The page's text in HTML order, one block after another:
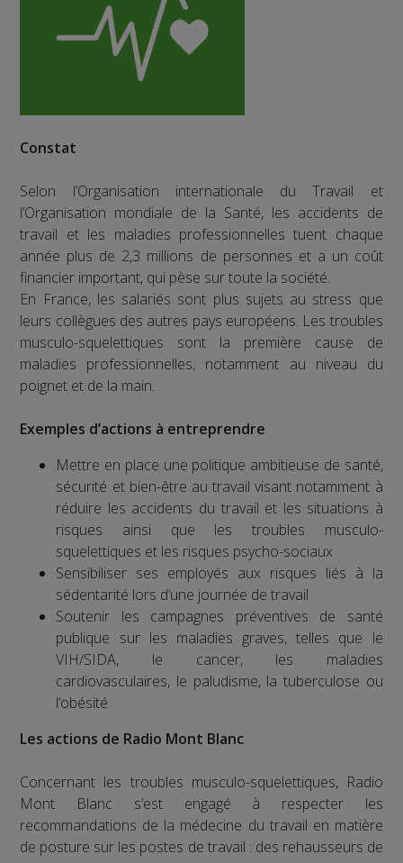
Constat
Selon l’Organisation internationale du Travail et
l’Organisation mondiale de la Santé, les accidents de
travail et les maladies professionnelles tuent chaque
année plus de 2,3 millions de personnes et a un coût
financier important, qui pèse sur toute la société.
En France, les salariés sont plus sujets au stress que
leurs collègues des autres pays européens. Les troubles
musculo-squelettiques sont la première cause de
maladies professionnelles, notamment au niveau du
poignet et de la main.
Exemples d’actions à entreprendre
Mettre en place une politique ambitieuse de santé,
sécurité et bien-être au travail visant notamment à
réduire les accidents du travail et les situations à
risques ainsi que les troubles musculo-
squelettiques et les risques psycho-sociaux
Sensibiliser ses employés aux risques liés à la
sédentarité lors d’une journée de travail
Soutenir les campagnes préventives de santé
publique sur les maladies graves, telles que le
VIH/SIDA, le cancer, les maladies
cardiovasculaires, le paludisme, la tuberculose ou
l’obésité
Les actions de Radio Mont Blanc
Concernant les troubles musculo-squelettiques, Radio
Mont Blanc s’est engagé à respecter les
recommandations de la médecine du travail en matière
de posture sur les postes de travail : des rehausseurs de